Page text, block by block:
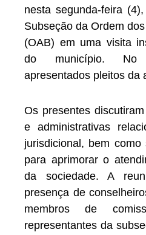
nesta segunda-feira
Subseção da Ordem
(OAB) em uma visita
do município. No
apresentados pleitos da
Os presentes
e administrativas
jurisdicional, bem
para aprimorar o
da sociedade. A
presença de
membros de
representantes da